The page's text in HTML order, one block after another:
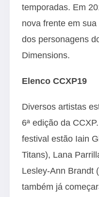
temporadas. Em
nova frente em
dos personagens
Dimensions.
Elenco CCXP19
Diversos artistas
6ª edição da
festival estão Iain
Titans), Lana
Lesley-Ann Brandt
também já